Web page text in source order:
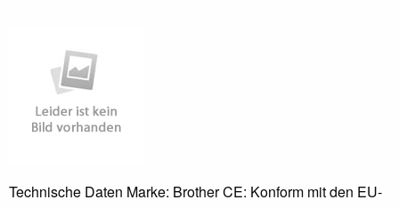
Technische Daten Marke: Brother CE: Konform mit den EU-